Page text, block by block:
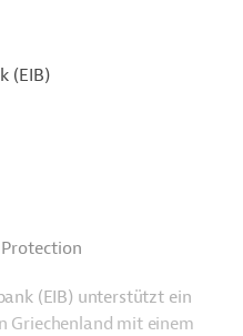
(EIB)
(EIB) unterstützt ein
Griechenland mit einem